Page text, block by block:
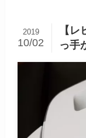
【
っ手
2019
10/02